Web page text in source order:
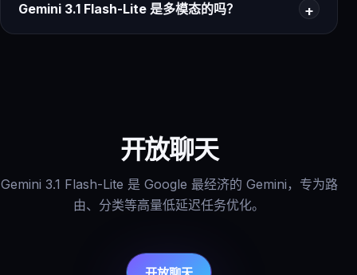
Gemini 3.1 Flash-Lite 是多模态的吗？
开放聊天
Gemini 3.1 Flash-Lite 是 Google 最经济的 Gemini，专为路
由、分类等高量低延迟任务优化。